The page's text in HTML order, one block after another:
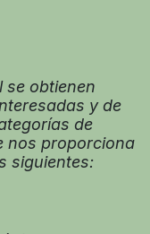
se obtienen
y de
de
nos proporciona
siguientes: